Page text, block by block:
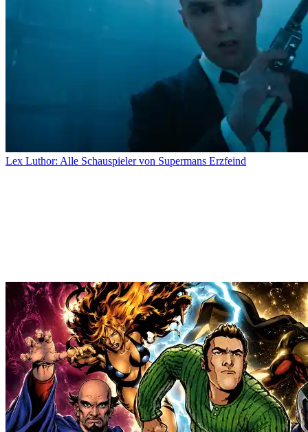
Lex Luthor: Alle Schauspieler von Supermans Erzfeind